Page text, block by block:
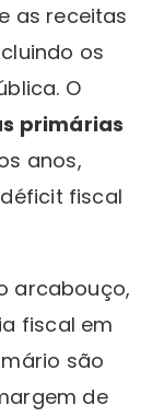
as receitas
os
O
primárias
anos,
fiscal
arcabouço,
fiscal em
são
de